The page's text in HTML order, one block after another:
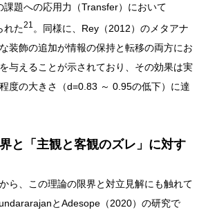
題への応用力（Transfer）において
れた21 。同様に、Rey（2012）のメタアナ
装飾の追加が情報の保持と転移の両方にお
与えることが示されており、その効果は実
度の大きさ（d=0.83 ～ 0.95の低下）に達
と「主観と客観のズレ」に対す
ら、この理論の限界と対立見解にも触れて
とAdesope（2020）の研究で